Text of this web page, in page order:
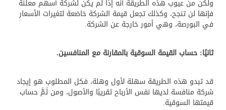
ولكن من عيوب هذه الطريقة أنه إذا لم يكن لشركة أسهم معلنة
فإنها لن تنجح، وكذلك تجعل قيمة الشركة خاضعة لتغيرات الأسعار
في البورصة، وهي أمور خارجة عن الشركة.
ثانيًا: حساب القيمة السوقية بالمقارنة مع المنافسين.
قد تبدو هذه الطريقة سهلة لأول وهلة، فكل المطلوب هو إيجاد
شركة منافسة لديها نفس الأرباح تقريبًا والأصول، ومن ثَمَّ حساب
قيمتها السوقية.